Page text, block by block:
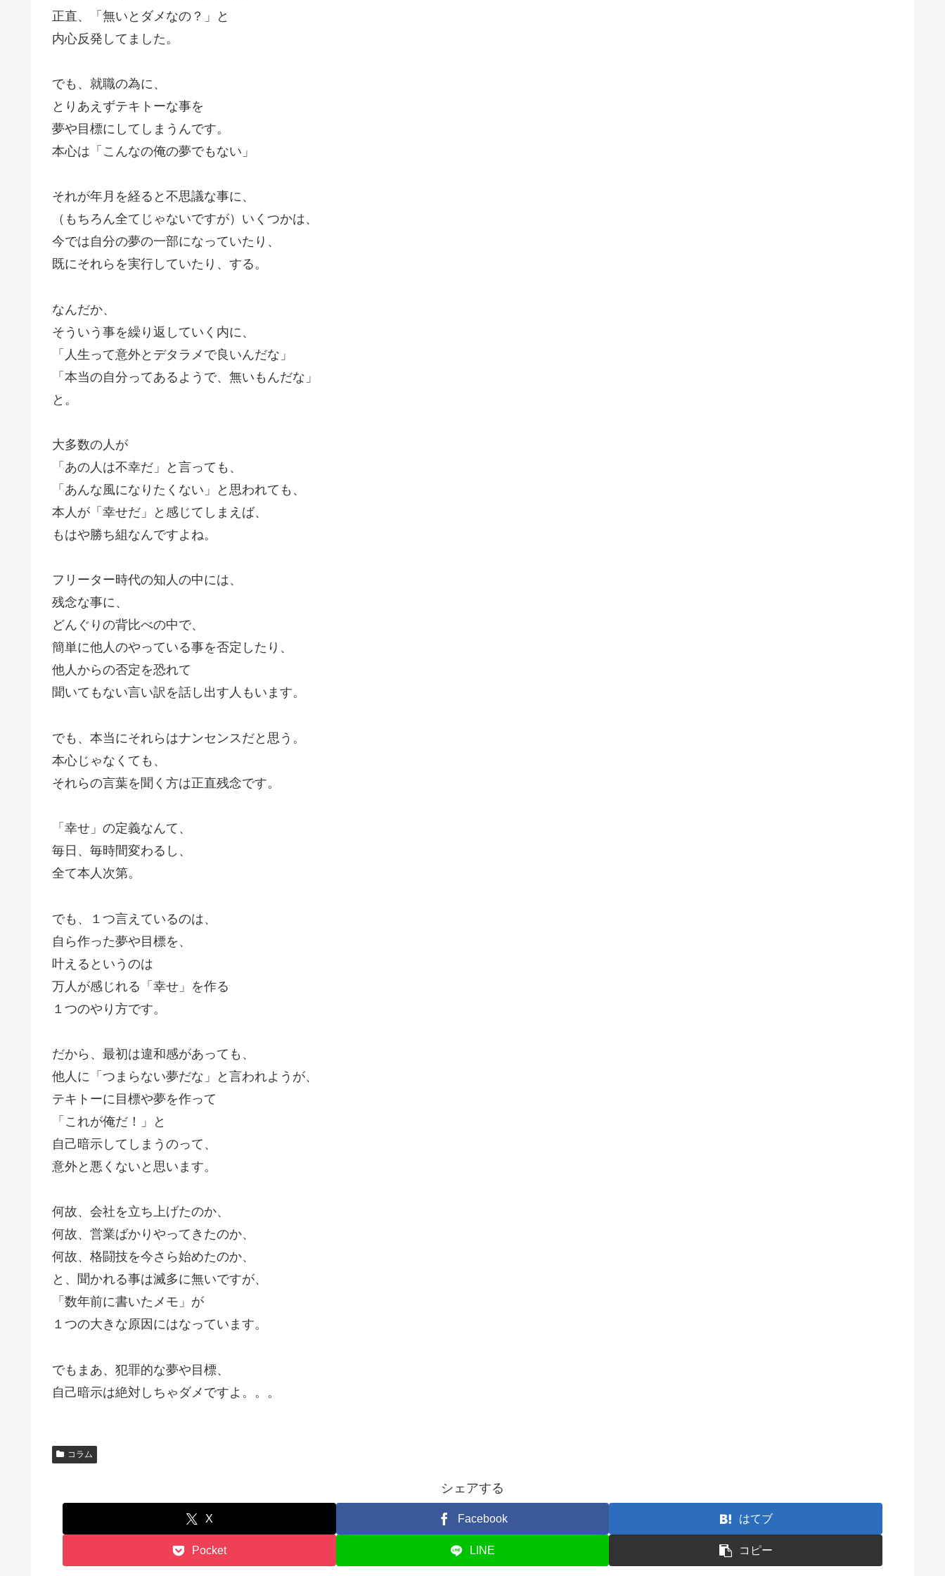
正直、「無いとダメなの？」と
内心反発してました。
でも、就職の為に、
とりあえずテキトーな事を
夢や目標にしてしまうんです。
本心は「こんなの俺の夢でもない」
それが年月を経ると不思議な事に、
（もちろん全てじゃないですが）いくつかは、
今では自分の夢の一部になっていたり、
既にそれらを実行していたり、する。
なんだか、
そういう事を繰り返していく内に、
「人生って意外とデタラメで良いんだな」
「本当の自分ってあるようで、無いもんだな」
と。
大多数の人が
「あの人は不幸だ」と言っても、
「あんな風になりたくない」と思われても、
本人が「幸せだ」と感じてしまえば、
もはや勝ち組なんですよね。
フリーター時代の知人の中には、
残念な事に、
どんぐりの背比べの中で、
簡単に他人のやっている事を否定したり、
他人からの否定を恐れて
聞いてもない言い訳を話し出す人もいます。
でも、本当にそれらはナンセンスだと思う。
本心じゃなくても、
それらの言葉を聞く方は正直残念です。
「幸せ」の定義なんて、
毎日、毎時間変わるし、
全て本人次第。
でも、１つ言えているのは、
自ら作った夢や目標を、
叶えるというのは
万人が感じれる「幸せ」を作る
１つのやり方です。
だから、最初は違和感があっても、
他人に「つまらない夢だな」と言われようが、
テキトーに目標や夢を作って
「これが俺だ！」と
自己暗示してしまうのって、
意外と悪くないと思います。
何故、会社を立ち上げたのか、
何故、営業ばかりやってきたのか、
何故、格闘技を今さら始めたのか、
と、聞かれる事は滅多に無いですが、
「数年前に書いたメモ」が
１つの大きな原因にはなっています。
でもまあ、犯罪的な夢や目標、
自己暗示は絶対しちゃダメですよ。。。
コラム
シェアする
X Facebook はてブ
Pocket LINE コピー